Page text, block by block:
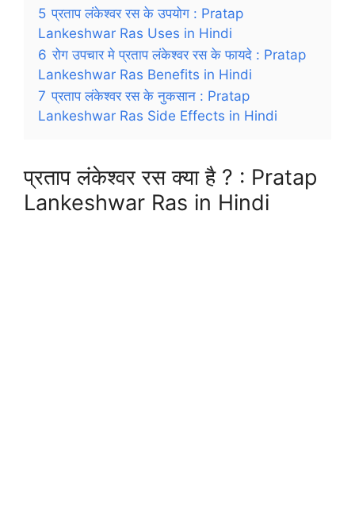
5 प्रताप लंकेश्वर रस के उपयोग : Pratap
Lankeshwar Ras Uses in Hindi
6 रोग उपचार मे प्रताप लंकेश्वर रस के फायदे : Pratap
Lankeshwar Ras Benefits in Hindi
7 प्रताप लंकेश्वर रस के नुकसान : Pratap
Lankeshwar Ras Side Effects in Hindi
प्रताप लंकेश्वर रस क्या है ? : Pratap
Lankeshwar Ras in Hindi